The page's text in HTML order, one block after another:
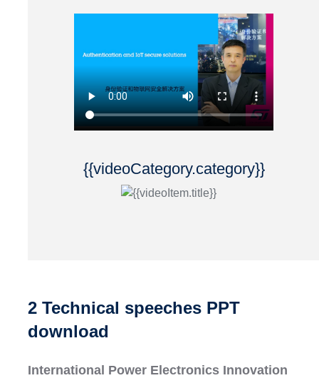
{{videoCategory.category}}
2 Technical speeches PPT
download
International Power Electronics Innovation